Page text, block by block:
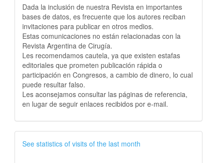
Publicidad
Dada la inclusión de nuestra Revista en importantes
bases de datos, es frecuente que los autores reciban
invitaciones para publicar en otros medios.
Estas comunicaciones no están relacionadas con la
Revista Argentina de Cirugía.
Les recomendamos cautela, ya que existen estafas
editoriales que prometen publicación rápida o
participación en Congresos, a cambio de dinero, lo cual
puede resultar falso.
Les aconsejamos consultar las páginas de referencia,
en lugar de seguir enlaces recibidos por e-mail.
See statistics of visits of the last month